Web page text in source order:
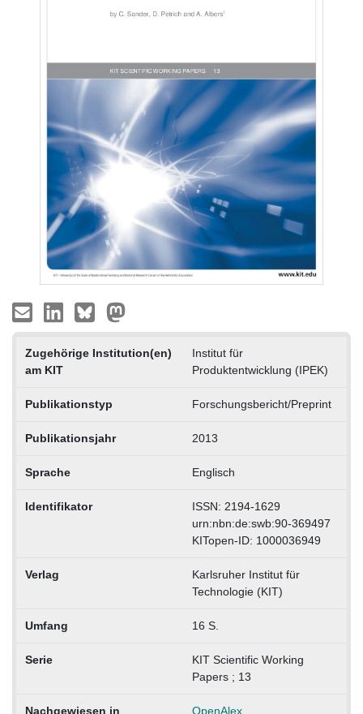
Zugehörige Institution(en)
am KIT
Institut für
Produktentwicklung (IPEK)
Publikationstyp Forschungsbericht/Preprint
Publikationsjahr 2013
Sprache Englisch
Identifikator
ISSN: 2194-1629
urn:nbn:de:swb:90-369497
KITopen-ID: 1000036949
Verlag
Karlsruher Institut für
Technologie (KIT)
Umfang 16 S.
Serie
KIT Scientific Working
Papers ; 13
Nachgewiesen in OpenAlex